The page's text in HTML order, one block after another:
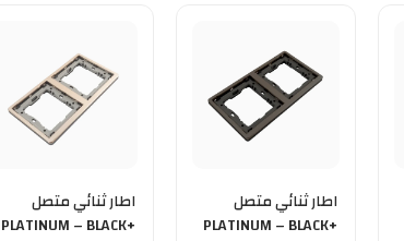
اطار ثنائي متصل
PLATINUM – BLACK+
اطار ثنائي متصل
PLATINUM – BLACK+